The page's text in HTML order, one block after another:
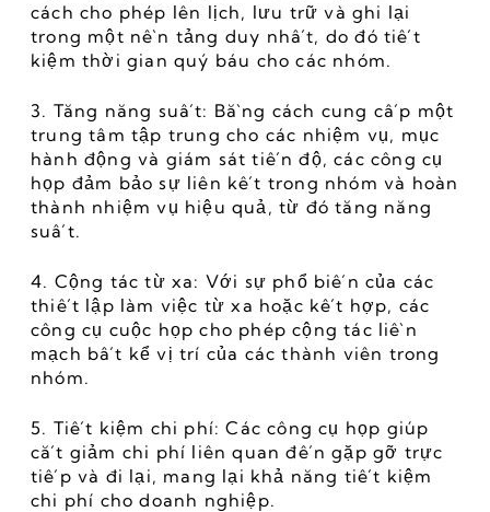
cách cho phép lên lịch, lưu trữ và ghi lại
trong một nền tảng duy nhất, do đó tiết
kiệm thời gian quý báu cho các nhóm.
3. Tăng năng suất: Bằng cách cung cấp một
trung tâm tập trung cho các nhiệm vụ, mục
hành động và giám sát tiến độ, các công cụ
họp đảm bảo sự liên kết trong nhóm và hoàn
thành nhiệm vụ hiệu quả, từ đó tăng năng
suất.
4. Cộng tác từ xa: Với sự phổ biến của các
thiết lập làm việc từ xa hoặc kết hợp, các
công cụ cuộc họp cho phép cộng tác liền
mạch bất kể vị trí của các thành viên trong
nhóm.
5. Tiết kiệm chi phí: Các công cụ họp giúp
cắt giảm chi phí liên quan đến gặp gỡ trực
tiếp và đi lại, mang lại khả năng tiết kiệm
chi phí cho doanh nghiệp.